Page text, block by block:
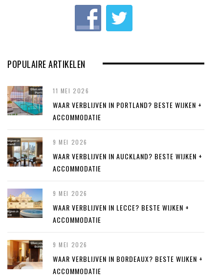
POPULAIRE ARTIKELEN
11 MEI 2026
WAAR VERBLIJVEN IN PORTLAND? BESTE WIJKEN +
ACCOMMODATIE
9 MEI 2026
WAAR VERBLIJVEN IN AUCKLAND? BESTE WIJKEN +
ACCOMMODATIE
9 MEI 2026
WAAR VERBLIJVEN IN LECCE? BESTE WIJKEN +
ACCOMMODATIE
9 MEI 2026
WAAR VERBLIJVEN IN BORDEAUX? BESTE WIJKEN +
ACCOMMODATIE